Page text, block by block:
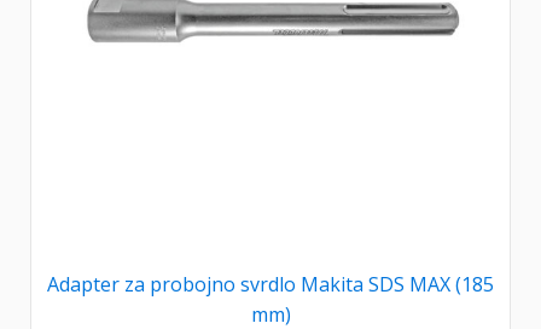
Adapter za probojno svrdlo Makita SDS MAX (185
mm)